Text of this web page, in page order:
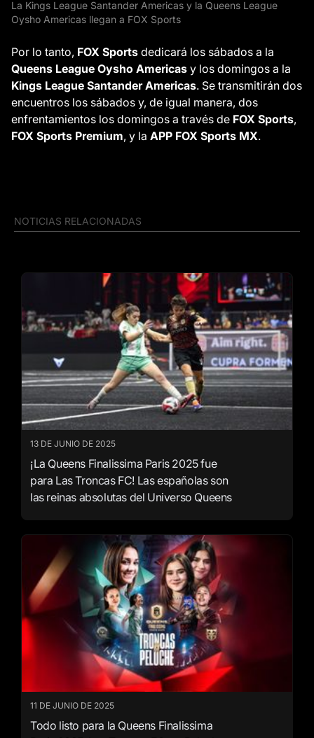
La Kings League Santander Americas y la Queens League
Oysho Americas llegan a FOX Sports
Por lo tanto, FOX Sports dedicará los sábados a la
Queens League Oysho Americas y los domingos a la
Kings League Santander Americas. Se transmitirán dos
encuentros los sábados y, de igual manera, dos
enfrentamientos los domingos a través de FOX Sports,
FOX Sports Premium, y la APP FOX Sports MX.
NOTICIAS RELACIONADAS
13 DE JUNIO DE 2025
¡La Queens Finalissima Paris 2025 fue
para Las Troncas FC! Las españolas son
las reinas absolutas del Universo Queens
11 DE JUNIO DE 2025
Todo listo para la Queens Finalissima